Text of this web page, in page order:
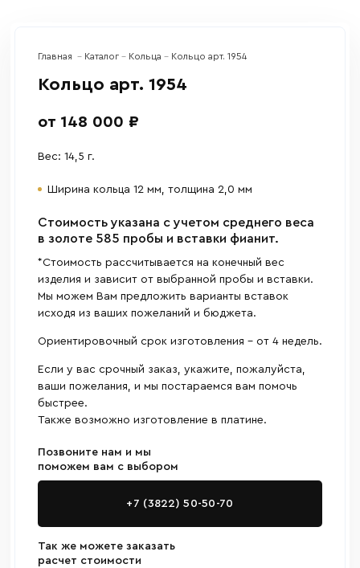
Главная Каталог Кольца Кольцо арт. 1954
Кольцо арт. 1954
от 148 000 ₽
Вес: 14,5 г.
Ширина кольца 12 мм, толщина 2,0 мм
Cтоимость указана с учетом среднего веса
в золоте 585 пробы и вставки фианит.
*Стоимость рассчитывается на конечный вес
изделия и зависит от выбранной пробы и вставки.
Мы можем Вам предложить варианты вставок
исходя из ваших пожеланий и бюджета.
Ориентировочный срок изготовления - от 4 недель.
Если у вас срочный заказ, укажите, пожалуйста,
ваши пожелания, и мы постараемся вам помочь
быстрее.
Также возможно изготовление в платине.
Позвоните нам и мы
поможем вам с выбором
+7 (3822) 50-50-70
Так же можете заказать
расчет стоимости